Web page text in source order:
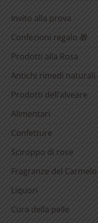
Invito alla prova
Confezioni regalo 🎁
Prodotti alla Rosa
Antichi rimedi naturali
Prodotti dell’alveare
Alimentari
Confetture
Sciroppo di rose
Fragranze del Carmelo
Liquori
Cura della pelle